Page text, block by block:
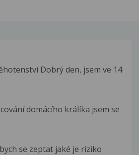
Dobrý den, jsem ve 14
domácího králíka jsem se
se zeptat jaké je riziko